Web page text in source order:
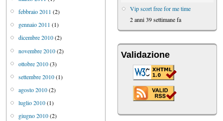
febbraio 2011 (2)
gennaio 2011 (1)
dicembre 2010(2)
novembre 2010(2)
ottobre 2010(3)
settembre 2010(1)
agosto 2010(2)
luglio 2010(1)
giugno 2010(2)
Vip scort free for me time
2 anni 39 settimane fa
Validazione